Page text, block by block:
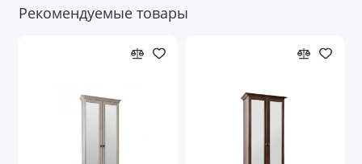
Рекомендуемые товары